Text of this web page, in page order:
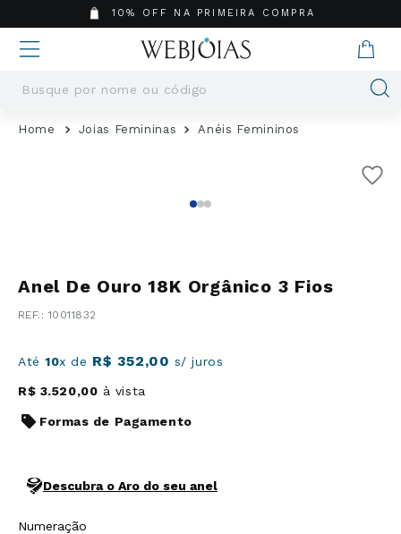
10% OFF NA PRIMEIRA COMPRA
Busque por nome ou código
Joias Femininas Anéis Femininos
Anel De Ouro 18K Orgânico 3 Fios
: 10011832
Até10x de R$ 352,00 s/ juros
R$ 3.520,00 à vista
Formas de Pagamento
Descubra o Aro do seu anel
Numeração
Termos mais buscados
6
Argola
9 º
Pingente